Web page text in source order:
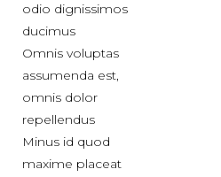
odio dignissimos
ducimus
Omnis voluptas
assumenda est,
omnis dolor
repellendus
Minus id quod
maxime placeat